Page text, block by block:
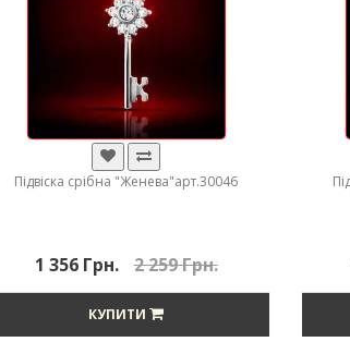
Підвіска срібна "Женева"арт.30046
1 356 Грн. 2 259 Грн.
КУПИТИ